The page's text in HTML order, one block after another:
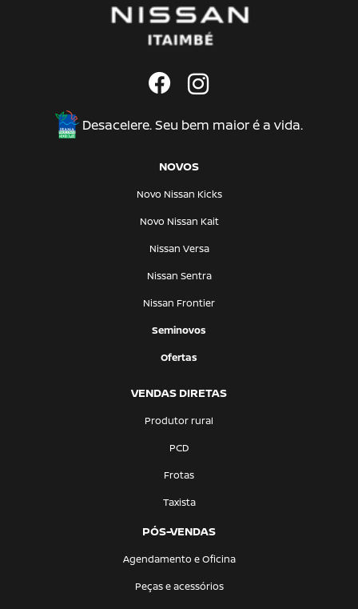
Desacelere. Seu bem maior é a vida.
NOVOS
Novo Nissan Kicks
Novo Nissan Kait
Nissan Versa
Nissan Sentra
Nissan Frontier
Seminovos
Ofertas
VENDAS DIRETAS
Produtor rural
PCD
Frotas
Taxista
PÓS-VENDAS
Agendamento e Oficina
Peças e acessórios